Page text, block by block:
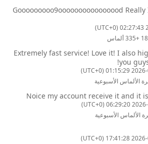
Gooooooooo9oooooooooooooood
ألماس
Extremely fast service! Love it! I also
you
2026-08-10
الألماس الأسبوعية
Noice my account receive it and it
2026-08-09
الألماس الأسبوعية
2026-08-08